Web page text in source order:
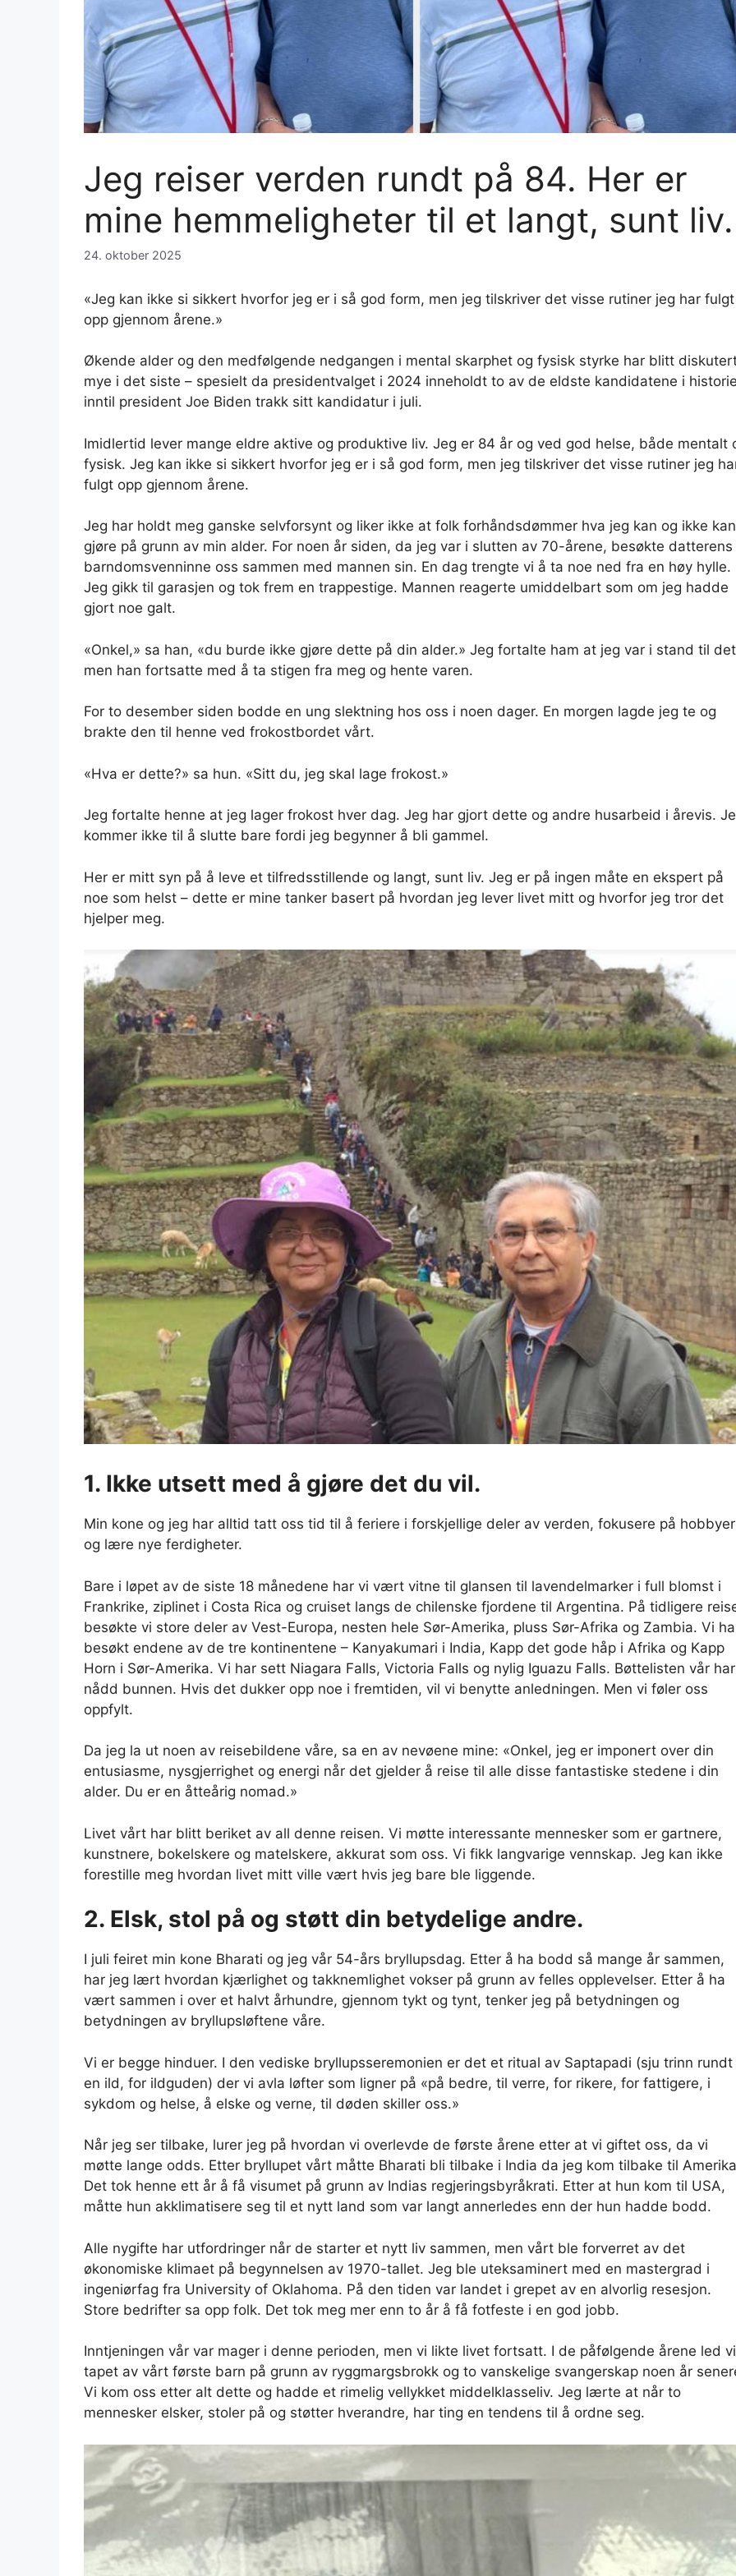
Jeg reiser verden rundt på 84. Her er
mine hemmeligheter til et langt, sunt liv.
24. oktober 2025
«Jeg kan ikke si sikkert hvorfor jeg er i så god form, men jeg tilskriver det visse rutiner jeg har fulgt
opp gjennom årene.»
Økende alder og den medfølgende nedgangen i mental skarphet og fysisk styrke har blitt
mye i det siste – spesielt da presidentvalget i 2024 inneholdt to av de eldste kandidatene i
inntil president Joe Biden trakk sitt kandidatur i juli.
Imidlertid lever mange eldre aktive og produktive liv. Jeg er 84 år og ved god helse, både mentalt
fysisk. Jeg kan ikke si sikkert hvorfor jeg er i så god form, men jeg tilskriver det visse rutiner jeg
fulgt opp gjennom årene.
Jeg har holdt meg ganske selvforsynt og liker ikke at folk forhåndsdømmer hva jeg kan og ikke kan
gjøre på grunn av min alder. For noen år siden, da jeg var i slutten av 70-årene, besøkte datterens
barndomsvenninne oss sammen med mannen sin. En dag trengte vi å ta noe ned fra en høy hylle.
Jeg gikk til garasjen og tok frem en trappestige. Mannen reagerte umiddelbart som om jeg hadde
gjort noe galt.
«Onkel,» sa han, «du burde ikke gjøre dette på din alder.» Jeg fortalte ham at jeg var i stand til
men han fortsatte med å ta stigen fra meg og hente varen.
For to desember siden bodde en ung slektning hos oss i noen dager. En morgen lagde jeg te og
brakte den til henne ved frokostbordet vårt.
«Hva er dette?» sa hun. «Sitt du, jeg skal lage frokost.»
Jeg fortalte henne at jeg lager frokost hver dag. Jeg har gjort dette og andre husarbeid i årevis.
kommer ikke til å slutte bare fordi jeg begynner å bli gammel.
Her er mitt syn på å leve et tilfredsstillende og langt, sunt liv. Jeg er på ingen måte en ekspert på
noe som helst – dette er mine tanker basert på hvordan jeg lever livet mitt og hvorfor jeg tror det
hjelper meg.
1. Ikke utsett med å gjøre det du vil.
Min kone og jeg har alltid tatt oss tid til å feriere i forskjellige deler av verden, fokusere på hobbyer
og lære nye ferdigheter.
Bare i løpet av de siste 18 månedene har vi vært vitne til glansen til lavendelmarker i full blomst i
Frankrike, ziplinet i Costa Rica og cruiset langs de chilenske fjordene til Argentina. På tidligere
besøkte vi store deler av Vest-Europa, nesten hele Sør-Amerika, pluss Sør-Afrika og Zambia. Vi
besøkt endene av de tre kontinentene – Kanyakumari i India, Kapp det gode håp i Afrika og Kapp
Horn i Sør-Amerika. Vi har sett Niagara Falls, Victoria Falls og nylig Iguazu Falls. Bøttelisten vår har
nådd bunnen. Hvis det dukker opp noe i fremtiden, vil vi benytte anledningen. Men vi føler oss
oppfylt.
Da jeg la ut noen av reisebildene våre, sa en av nevøene mine: «Onkel, jeg er imponert over din
entusiasme, nysgjerrighet og energi når det gjelder å reise til alle disse fantastiske stedene i din
alder. Du er en åtteårig nomad.»
Livet vårt har blitt beriket av all denne reisen. Vi møtte interessante mennesker som er gartnere,
kunstnere, bokelskere og matelskere, akkurat som oss. Vi fikk langvarige vennskap. Jeg kan ikke
forestille meg hvordan livet mitt ville vært hvis jeg bare ble liggende.
2. Elsk, stol på og støtt din betydelige andre.
I juli feiret min kone Bharati og jeg vår 54-års bryllupsdag. Etter å ha bodd så mange år sammen,
har jeg lært hvordan kjærlighet og takknemlighet vokser på grunn av felles opplevelser. Etter å ha
vært sammen i over et halvt århundre, gjennom tykt og tynt, tenker jeg på betydningen og
betydningen av bryllupsløftene våre.
Vi er begge hinduer. I den vediske bryllupsseremonien er det et ritual av Saptapadi (sju trinn rundt
en ild, for ildguden) der vi avla løfter som ligner på «på bedre, til verre, for rikere, for fattigere, i
sykdom og helse, å elske og verne, til døden skiller oss.»
Når jeg ser tilbake, lurer jeg på hvordan vi overlevde de første årene etter at vi giftet oss, da vi
møtte lange odds. Etter bryllupet vårt måtte Bharati bli tilbake i India da jeg kom tilbake til
Det tok henne ett år å få visumet på grunn av Indias regjeringsbyråkrati. Etter at hun kom til USA,
måtte hun akklimatisere seg til et nytt land som var langt annerledes enn der hun hadde bodd.
Alle nygifte har utfordringer når de starter et nytt liv sammen, men vårt ble forverret av det
økonomiske klimaet på begynnelsen av 1970-tallet. Jeg ble uteksaminert med en mastergrad i
ingeniørfag fra University of Oklahoma. På den tiden var landet i grepet av en alvorlig resesjon.
Store bedrifter sa opp folk. Det tok meg mer enn to år å få fotfeste i en god jobb.
Inntjeningen vår var mager i denne perioden, men vi likte livet fortsatt. I de påfølgende årene led vi
tapet av vårt første barn på grunn av ryggmargsbrokk og to vanskelige svangerskap noen år
Vi kom oss etter alt dette og hadde et rimelig vellykket middelklasseliv. Jeg lærte at når to
mennesker elsker, stoler på og støtter hverandre, har ting en tendens til å ordne seg.